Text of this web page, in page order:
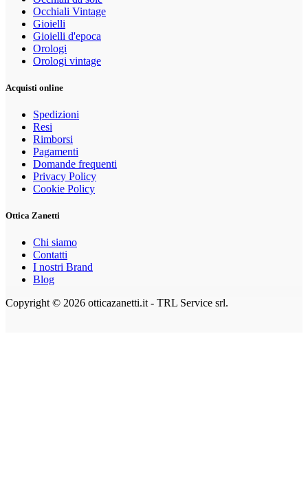
Occhiali Vintage
Gioielli
Gioielli d'epoca
Orologi
Orologi vintage
Acquisti online
Spedizioni
Resi
Rimborsi
Pagamenti
Domande frequenti
Privacy Policy
Cookie Policy
Ottica Zanetti
Chi siamo
Contatti
I nostri Brand
Blog
Copyright © 2026 otticazanetti.it - TRL Service srl.